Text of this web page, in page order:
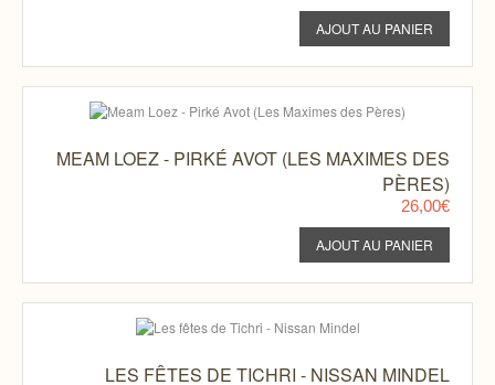
MEAM LOEZ - PIRKÉ AVOT (LES MAXIMES DES
PÈRES)
26,00€
LES FÊTES DE TICHRI - NISSAN MINDEL